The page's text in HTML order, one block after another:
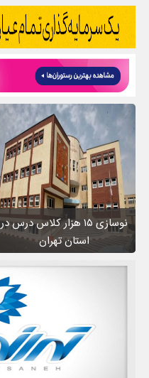
نوسازی ۱۵ هزار کلاس درس در
استان تهران